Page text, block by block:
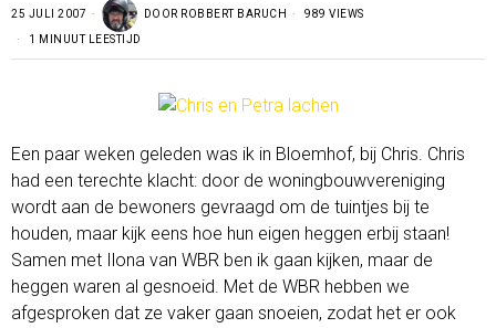
25 JULI 2007 DOOR ROBBERT BARUCH 989 VIEWS
1 MINUUT LEESTIJD
Een paar weken geleden was ik in Bloemhof, bij Chris. Chris
had een terechte klacht: door de woningbouwvereniging
wordt aan de bewoners gevraagd om de tuintjes bij te
houden, maar kijk eens hoe hun eigen heggen erbij staan!
Samen met Ilona van WBR ben ik gaan kijken, maar de
heggen waren al gesnoeid. Met de WBR hebben we
afgesproken dat ze vaker gaan snoeien, zodat het er ook